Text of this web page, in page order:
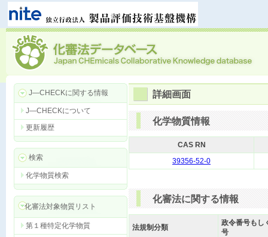
J―CHECKに関する情報
J―CHECKについて
更新履歴
検索
化学物質検索
化審法対象物質リスト
第１種特定化学物質
詳細画面
化学物質情報
CAS RN
39356-52-0
化審法に関する情報
法規制分類
政令番号もし
号